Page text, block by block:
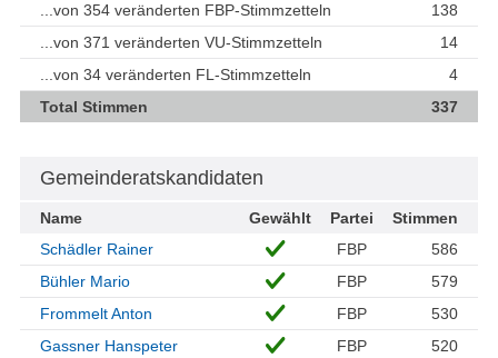
...von 354 veränderten FBP-Stimmzetteln
138
...von 371 veränderten VU-Stimmzetteln
14
...von 34 veränderten FL-Stimmzetteln
4
Total Stimmen
337
Gemeinderatskandidaten
Name Gewählt Partei
Stimmen
Schädler Rainer
FBP
586
Bühler Mario
FBP
579
Frommelt Anton
FBP
530
Gassner Hanspeter
FBP 520